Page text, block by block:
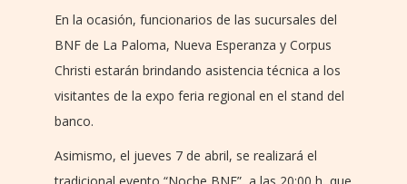
En la ocasión, funcionarios de las sucursales del
BNF de La Paloma, Nueva Esperanza y Corpus
Christi estarán brindando asistencia técnica a los
visitantes de la expo feria regional en el stand del
banco.
Asimismo, el jueves 7 de abril, se realizará el